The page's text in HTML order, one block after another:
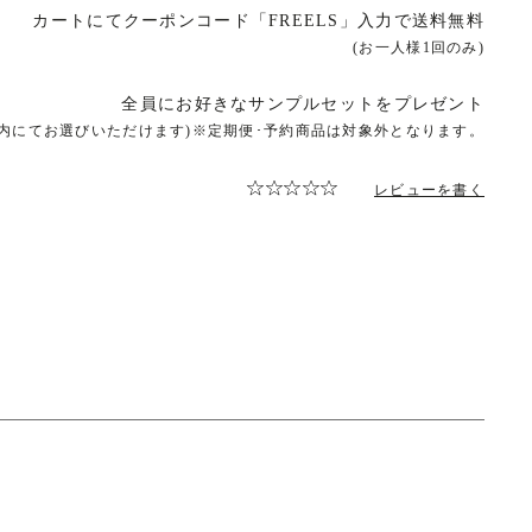
カートにてクーポンコード「FREELS」入力で送料無料
(お一人様1回のみ)
全員にお好きなサンプルセットをプレゼント
にてお選びいただけます)※定期便･予約商品は対象外となります。
レビューを書く